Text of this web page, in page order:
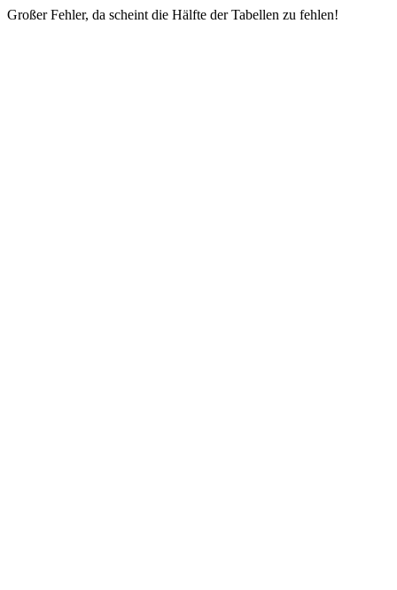
Großer Fehler, da scheint die Hälfte der Tabellen zu fehlen!